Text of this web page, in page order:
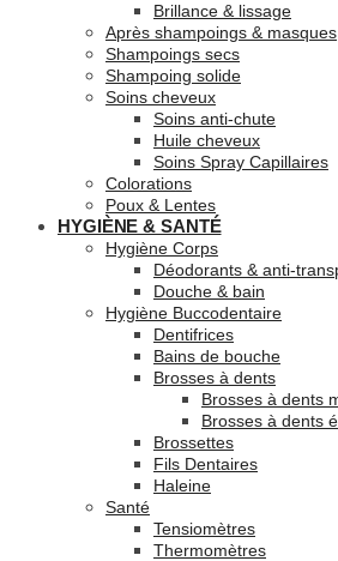
Brillance & lissage
Après shampoings & masques
Shampoings secs
Shampoing solide
Soins cheveux
Soins anti-chute
Huile cheveux
Soins Spray Capillaires
Colorations
Poux & Lentes
HYGIÈNE & SANTÉ
Hygiène Corps
Déodorants & anti-
Douche & bain
Hygiène Buccodentaire
Dentifrices
Bains de bouche
Brosses à dents
Brosses à dents
Brosses à dents
Brossettes
Fils Dentaires
Haleine
Santé
Tensiomètres
Thermomètres